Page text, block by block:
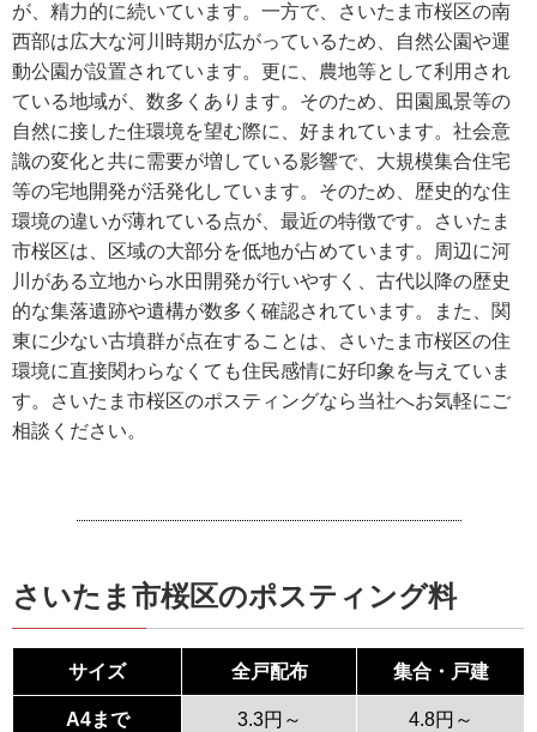
が、精力的に続いています。一方で、さいたま市桜区の南
西部は広大な河川時期が広がっているため、自然公園や運
動公園が設置されています。更に、農地等として利用され
ている地域が、数多くあります。そのため、田園風景等の
自然に接した住環境を望む際に、好まれています。社会意
識の変化と共に需要が増している影響で、大規模集合住宅
等の宅地開発が活発化しています。そのため、歴史的な住
環境の違いが薄れている点が、最近の特徴です。さいたま
市桜区は、区域の大部分を低地が占めています。周辺に河
川がある立地から水田開発が行いやすく、古代以降の歴史
的な集落遺跡や遺構が数多く確認されています。また、関
東に少ない古墳群が点在することは、さいたま市桜区の住
環境に直接関わらなくても住民感情に好印象を与えていま
す。さいたま市桜区のポスティングなら当社へお気軽にご
相談ください。
さいたま市桜区のポスティング料
サイズ 全戸配布 集合・戸建
A4まで 3.3円～ 4.8円～